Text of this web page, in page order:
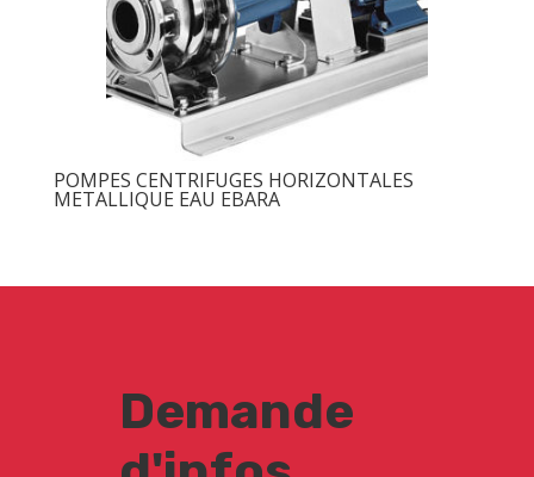
POMPES CENTRIFUGES HORIZONTALES
METALLIQUE EAU EBARA
Demande